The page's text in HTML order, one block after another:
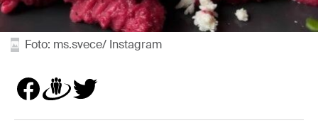
Foto: ms.svece/ Instagram